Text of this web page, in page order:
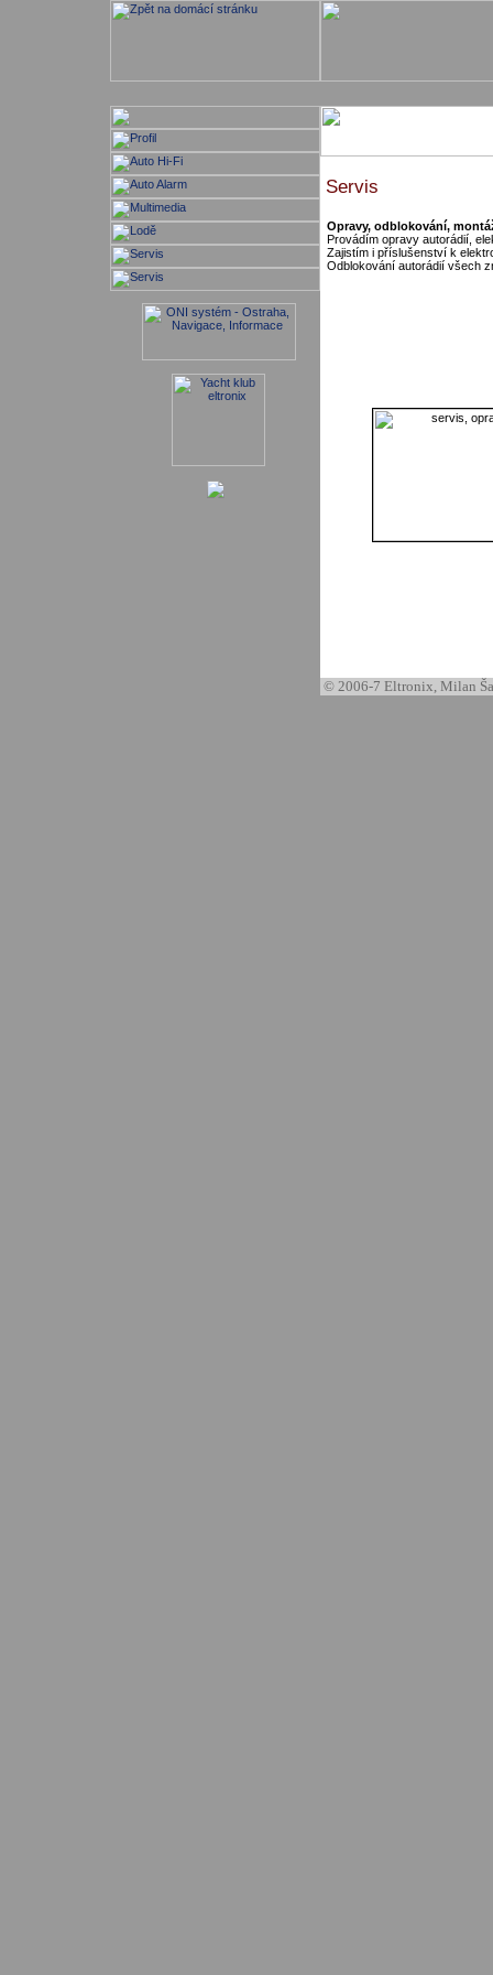
Servis
Opravy, odblokování,
Provádím opravy autorádií,
Zajistím i příslušenství k
Odblokování autorádií všech
© 2006-7 Eltronix, Milan